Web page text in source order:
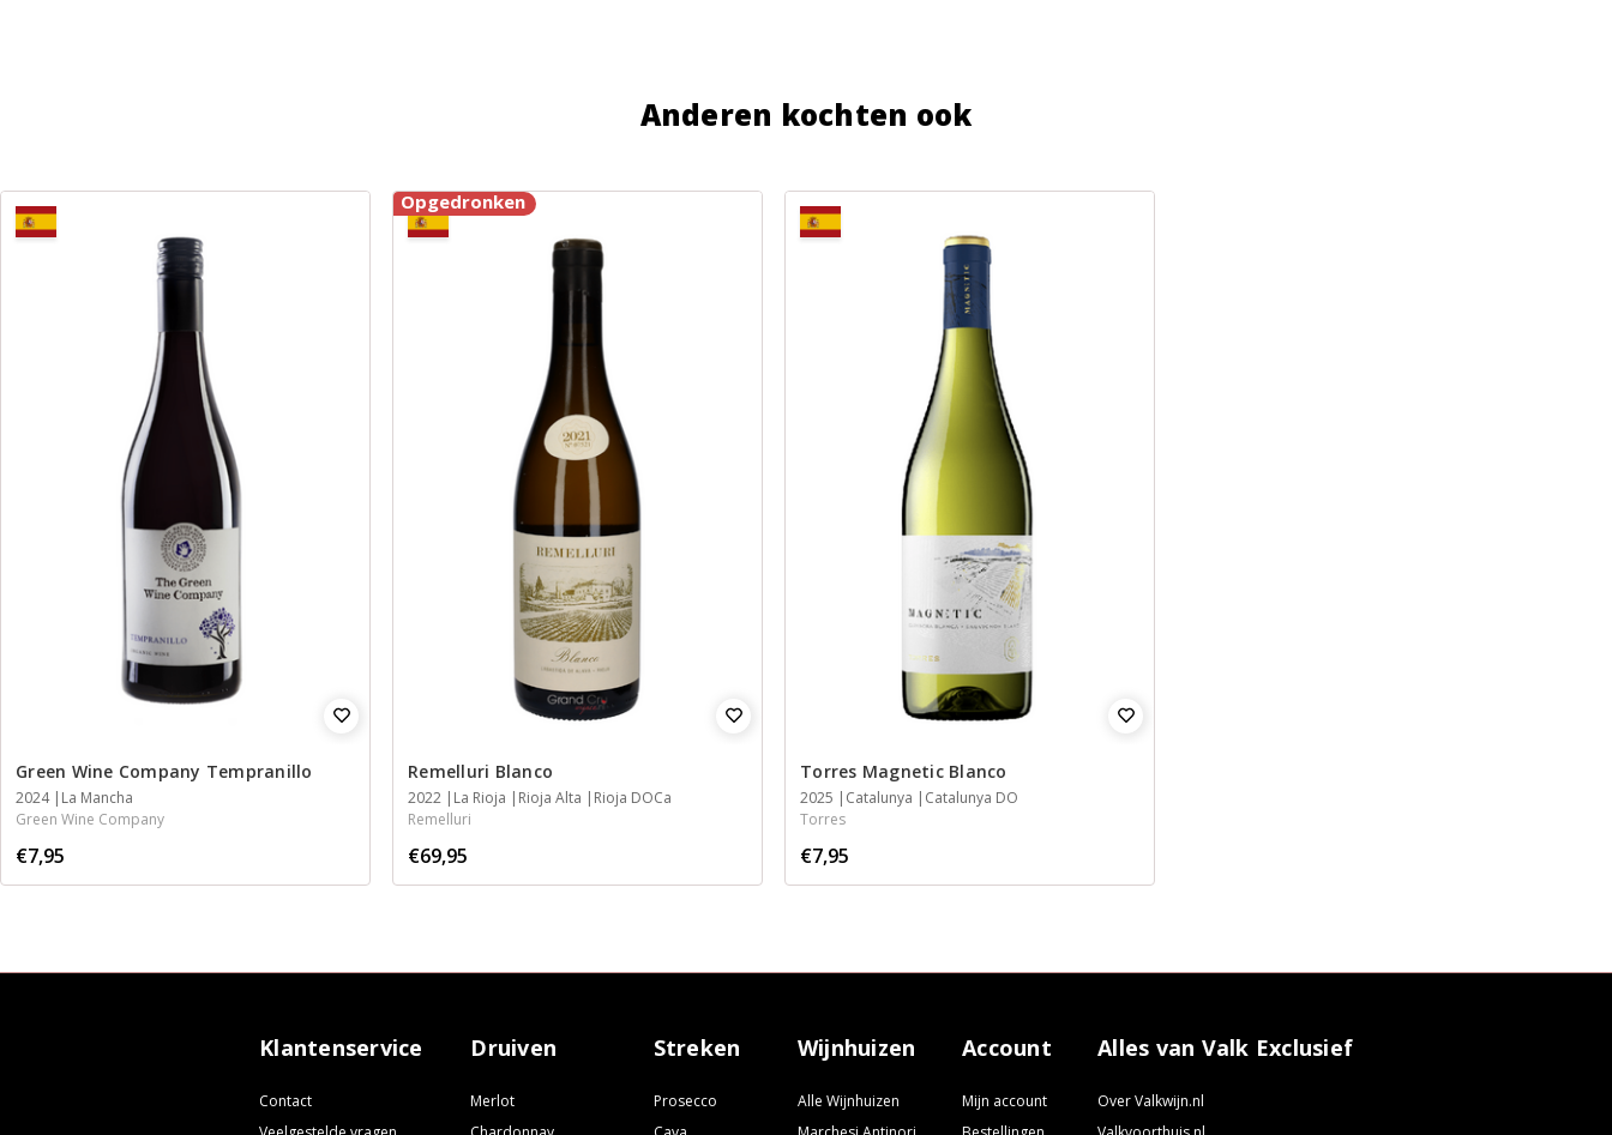
Anderen kochten ook
Green Wine Company Tempranillo
2024
La Mancha
Green Wine Company
€7,95
Opgedronken
Remelluri Blanco
2022 La Rioja Rioja Alta
Rioja DOCa
Remelluri
€69,95
Torres Magnetic Blanco
2025 Catalunya
Catalunya DO
Torres
€7,95
Klantenservice
Contact
Druiven
Merlot
Streken
Prosecco
Wijnhuizen
Alle Wijnhuizen
Account
Mijn account
Alles van Valk Exclusief
Over Valkwijn.nl